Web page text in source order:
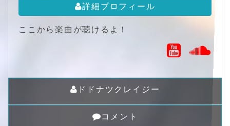
詳細プロフィール
ここから楽曲が聴けるよ！
ドドナツクレイジー
コメント